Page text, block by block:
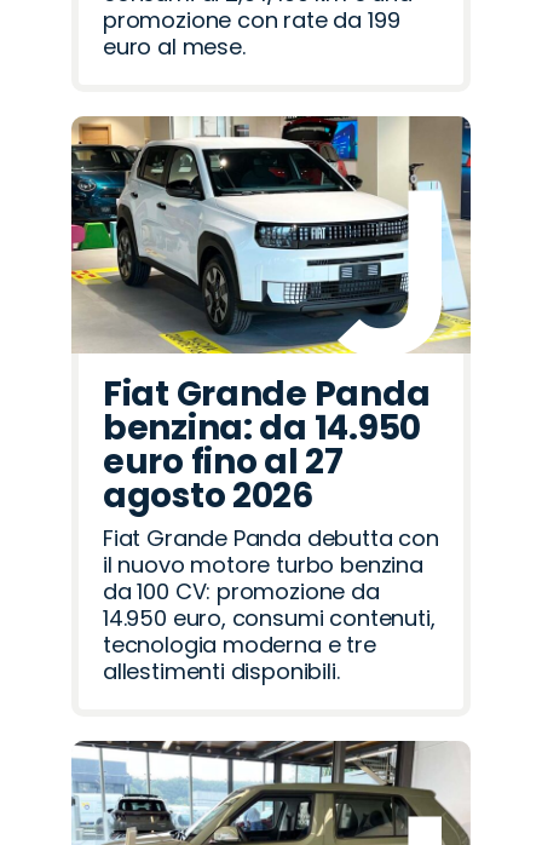
promozione con rate da 199
euro al mese.
Fiat Grande Panda
benzina: da 14.950
euro fino al 27
agosto 2026
Fiat Grande Panda debutta con
il nuovo motore turbo benzina
da 100 CV: promozione da
14.950 euro, consumi contenuti,
tecnologia moderna e tre
allestimenti disponibili.